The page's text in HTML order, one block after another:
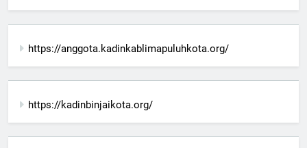
https://anggota.kadinkablimapuluhkota.org/
https://kadinbinjaikota.org/